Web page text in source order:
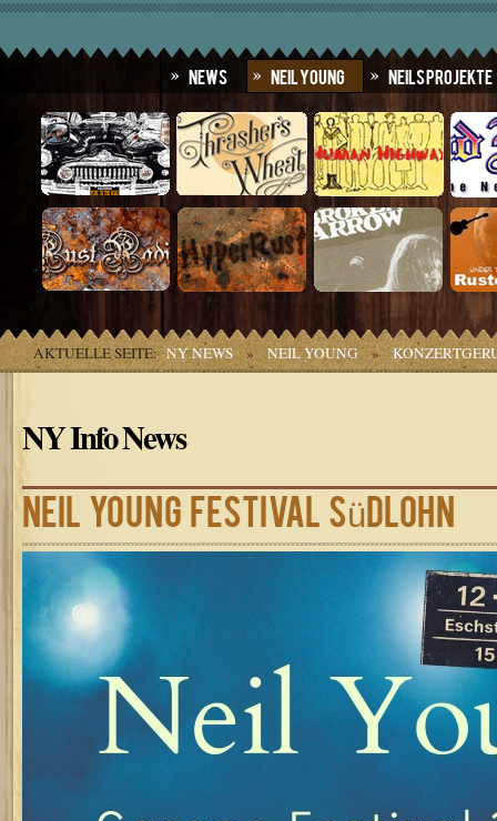
News Neil Young Neils Projekte
AKTUELLE SEITE: NY NEWS » NEIL YOUNG »
NY Info News
Neil Young Festival Südlohn